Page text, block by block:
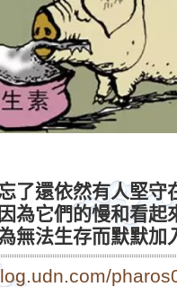
了還依然有人堅守
為它們的慢和看起
無法生存而默默加